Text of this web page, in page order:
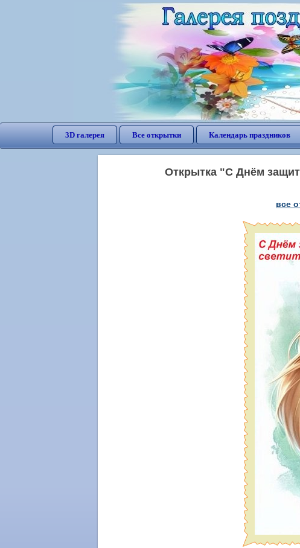
3D галерея Все открытки Календарь праздников
Открытка "С Днём
все